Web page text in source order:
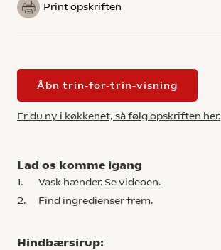
Print opskriften
Åbn trin-for-trin-visning
Er du ny i køkkenet, så følg opskriften her.
Lad os komme igang
1. Vask hænder. Se videoen.
2.
Find ingredienser frem.
Hindbærsirup: